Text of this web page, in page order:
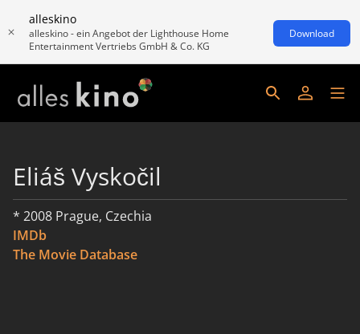
alleskino
alleskino - ein Angebot der Lighthouse Home
Entertainment Vertriebs GmbH & Co. KG
Download
Eliáš Vyskočil
* 2008 Prague, Czechia
IMDb
The Movie Database